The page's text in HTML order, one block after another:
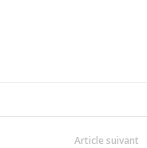
Article suivant